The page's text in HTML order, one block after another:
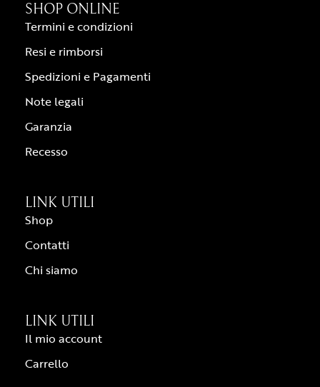
SHOP ONLINE
Termini e condizioni
Resi e rimborsi
Spedizioni e Pagamenti
Note legali
Garanzia
Recesso
LINK UTILI
Shop
Contatti
Chi siamo
LINK UTILI
Il mio account
Carrello